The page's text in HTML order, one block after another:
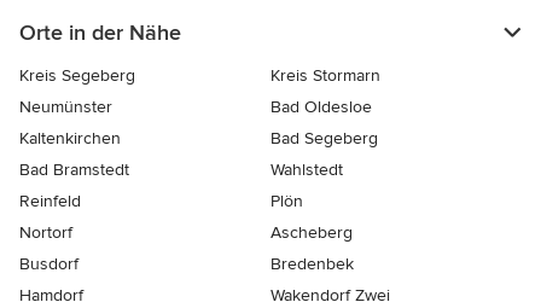
Orte in der Nähe
Kreis Segeberg
Kreis Stormarn
Neumünster
Bad Oldesloe
Kaltenkirchen
Bad Segeberg
Bad Bramstedt
Wahlstedt
Reinfeld
Plön
Nortorf
Ascheberg
Busdorf
Bredenbek
Hamdorf
Wakendorf Zwei